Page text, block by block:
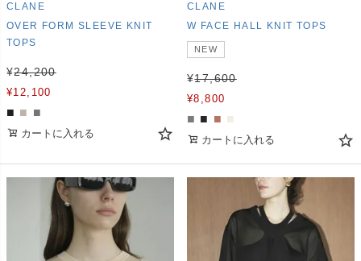
CLANE
OVER FORM SLEEVE KNIT
TOPS
¥24,200
¥12,100
■ ■ ■
カートに入れる
CLANE
W FACE HALL KNIT TOPS
NEW
¥17,600
¥8,800
■ ■ ■ ■
カートに入れる